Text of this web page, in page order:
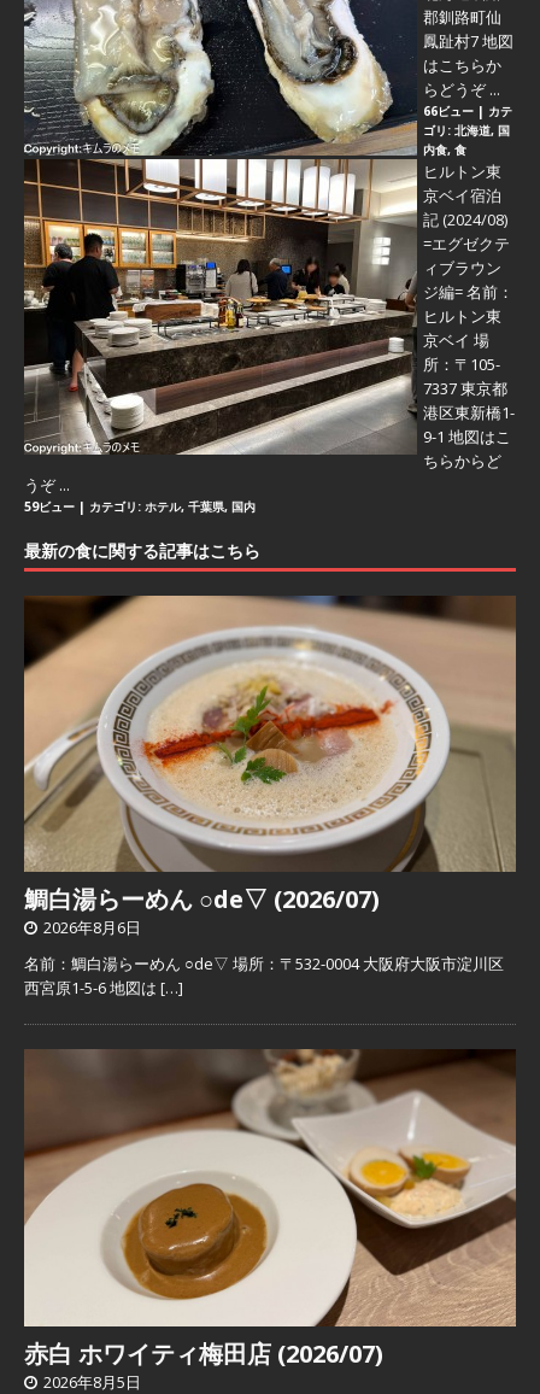
郡釧路町仙
鳳趾村7 地図
はこちらか
らどうぞ ...
66ビュー | カテ
ゴリ: 北海道, 国
内食, 食
ヒルトン東
京ベイ宿泊
記 (2024/08)
=エグゼクテ
ィブラウン
ジ編=名前：
ヒルトン東
京ベイ 場
所：〒105-
7337 東京都
港区東新橋1-
9-1 地図はこ
ちらからど
うぞ ...
59ビュー | カテゴリ: ホテル, 千葉県, 国内
最新の食に関する記事はこちら
鯛白湯らーめん ○de▽ (2026/07)
2026年8月6日
名前：鯛白湯らーめん ○de▽ 場所：〒532-0004 大阪府大阪市淀川区
西宮原1-5-6 地図は […]
赤白 ホワイティ梅田店 (2026/07)
2026年8月5日